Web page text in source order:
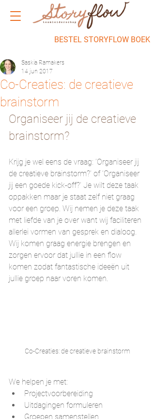
BESTEL STORYFLOW BOEK
Co-Creaties: de creatieve
brainstorm
Saskia Ramakers
14 jun 2017
Organiseer jij de creatieve
brainstorm?
Krijg je wel eens de vraag: ’Organiseer jij
de creatieve brainstorm?’ of ‘Organiseer
jij een goede kick-off?’ Je wilt deze taak
oppakken maar je staat zelf niet graag
voor een groep. Wij nemen je deze taak
met liefde van je over want wij faciliteren
allerlei vormen van gesprek en dialoog.
Wij komen graag energie brengen en
zorgen ervoor dat jullie in een flow
komen zodat fantastische ideeën uit
jullie groep naar voren komen.
Co-Creaties: de creatieve brainstorm
We helpen je met:
Projectvoorbereiding
Uitdagingen formuleren
Groepen samenstellen